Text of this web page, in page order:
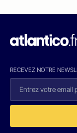
RECEVEZ NOTRE